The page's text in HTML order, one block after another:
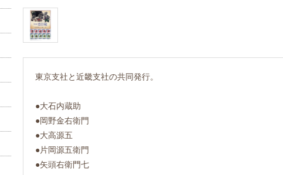
東京支社と近畿支社の共同発行。
●大石内蔵助
●岡野金右衛門
●大高源五
●片岡源五衛門
●矢頭右衛門七